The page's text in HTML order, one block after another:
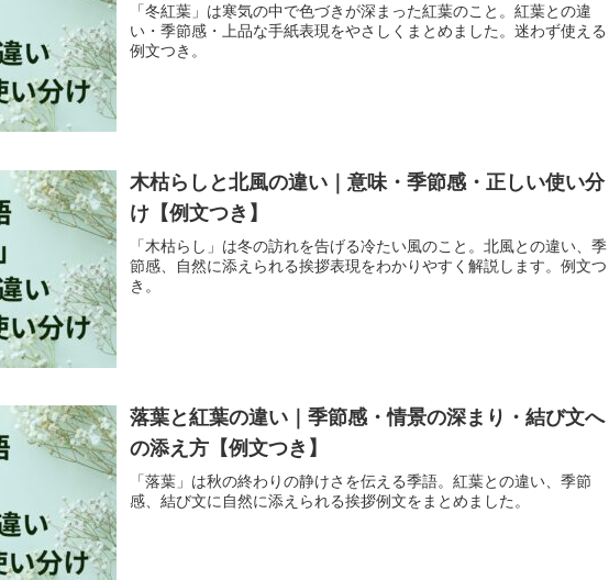
「冬紅葉」は寒気の中で色づきが深まった紅葉のこと。紅葉との違
い・季節感・上品な手紙表現をやさしくまとめました。迷わず使える
例文つき。
木枯らしと北風の違い｜意味・季節感・正しい使い分
け【例文つき】
「木枯らし」は冬の訪れを告げる冷たい風のこと。北風との違い、季
節感、自然に添えられる挨拶表現をわかりやすく解説します。例文つ
き。
落葉と紅葉の違い｜季節感・情景の深まり・結び文へ
の添え方【例文つき】
「落葉」は秋の終わりの静けさを伝える季語。紅葉との違い、季節
感、結び文に自然に添えられる挨拶例文をまとめました。